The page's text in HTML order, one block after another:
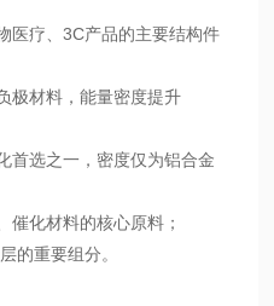
医疗、3C产品的主要结构件
极材料，能量密度提升
首选之一，密度仅为铝合金
催化材料的核心原料；
的重要组分。